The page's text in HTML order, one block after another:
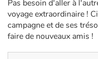
Voyage, épopée,
Autour du monde
Pas besoin d'aller à
voyage extraordinaire !
campagne et de ses
faire de nouveaux amis !